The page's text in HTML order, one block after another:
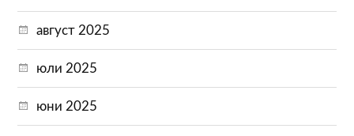
август 2025
юли 2025
юни 2025